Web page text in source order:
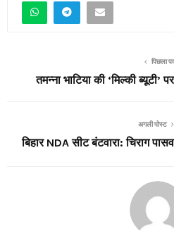
पिछला
तमन्ना भाटिया की ‘मिल्की
अगली पोस्ट
बिहार NDA सीट बंटवारा: चिराग